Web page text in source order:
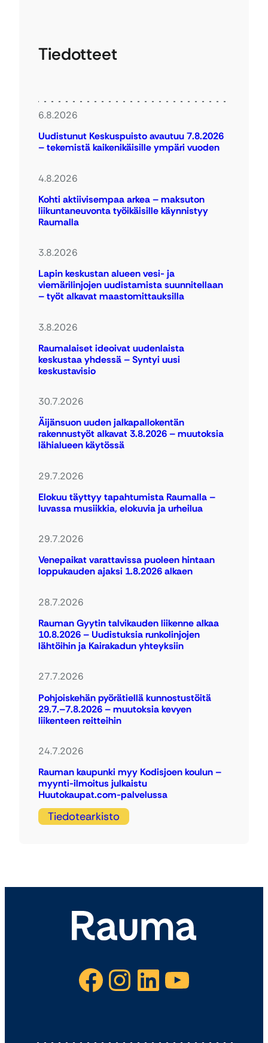
Tiedotteet
6.8.2026
Uudistunut Keskuspuisto avautuu 7.8.2026
– tekemistä kaikenikäisille ympäri vuoden
4.8.2026
Kohti aktiivisempaa arkea – maksuton
liikuntaneuvonta työikäisille käynnistyy
Raumalla
3.8.2026
Lapin keskustan alueen vesi- ja
viemärilinjojen uudistamista suunnitellaan
– työt alkavat maastomittauksilla
3.8.2026
Raumalaiset ideoivat uudenlaista
keskustaa yhdessä – Syntyi uusi
keskustavisio
30.7.2026
Äijänsuon uuden jalkapallokentän
rakennustyöt alkavat 3.8.2026 – muutoksia
lähialueen käytössä
29.7.2026
Elokuu täyttyy tapahtumista Raumalla –
luvassa musiikkia, elokuvia ja urheilua
29.7.2026
Venepaikat varattavissa puoleen hintaan
loppukauden ajaksi 1.8.2026 alkaen
28.7.2026
Rauman Gyytin talvikauden liikenne alkaa
10.8.2026 – Uudistuksia runkolinjojen
lähtöihin ja Kairakadun yhteyksiin
27.7.2026
Pohjoiskehän pyörätiellä kunnostustöitä
29.7.–7.8.2026 – muutoksia kevyen
liikenteen reitteihin
24.7.2026
Rauman kaupunki myy Kodisjoen koulun –
myynti-ilmoitus julkaistu
Huutokaupat.com-palvelussa
Tiedotearkisto
Facebook Instagram LinkedIn YouTube